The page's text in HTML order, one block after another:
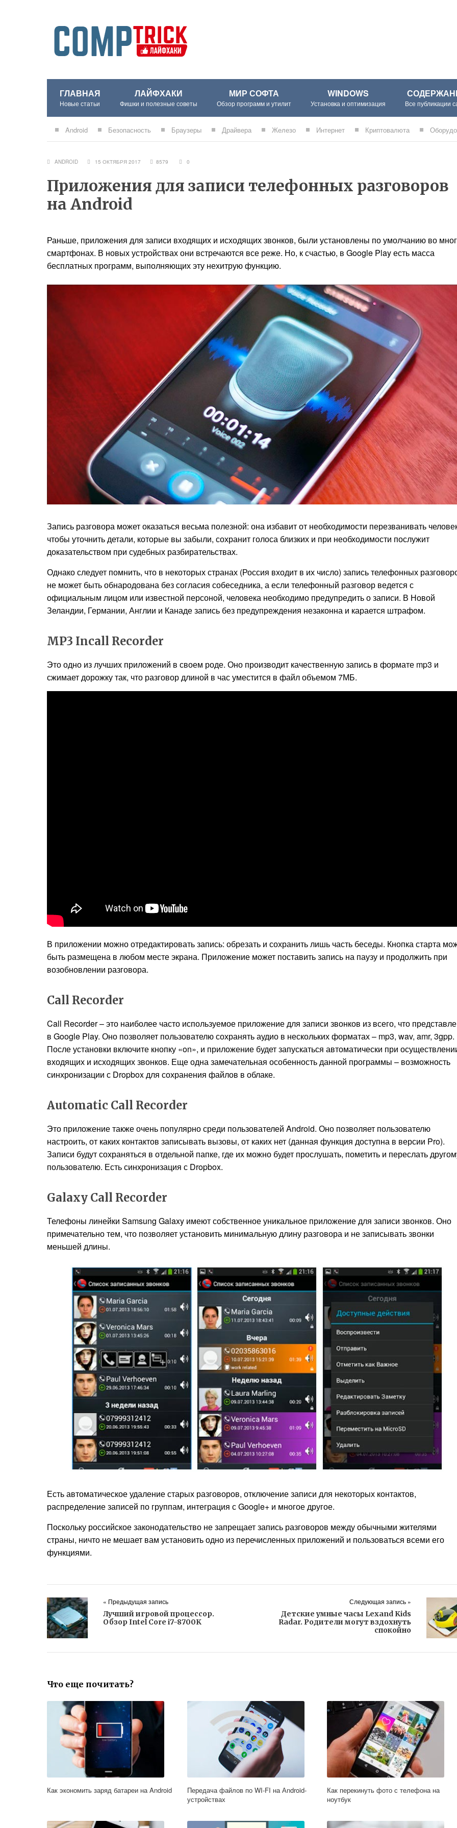
ГЛАВНАЯ
Новые статьи
ЛАЙФХАКИ
Фишки и полезные советы
МИР СОФТА
Обзор программ и утилит
WINDOWS
Установка и оптимизация Все публикации
Android Безопасность Браузеры Драйвера Железо Интернет Криптовалюта
ANDROID 15 ОКТЯБРЯ 2017 8579 0
Приложения для записи телефонных разговоров
на Аndroid
Раньше, приложения для записи входящих и исходящих звонков, были установлены по умолчанию во
смартфонах. В новых устройствах они встречаются все реже. Но, к счастью, в Google Play есть масса
бесплатных программ, выполняющих эту нехитрую функцию.
Запись разговора может оказаться весьма полезной: она избавит от необходимости перезванивать
чтобы уточнить детали, которые вы забыли, сохранит голоса близких и при необходимости послужит
доказательством при судебных разбирательствах.
Однако следует помнить, что в некоторых странах (Россия входит в их число) запись телефонных
не может быть обнародована без согласия собеседника, а если телефонный разговор ведется с
официальным лицом или известной персоной, человека необходимо предупредить о записи. В Новой
Зеландии, Германии, Англии и Канаде запись без предупреждения незаконна и карается штрафом.
MP3 Incall Recorder
Это одно из лучших приложений в своем роде. Оно производит качественную запись в формате mp3 и
сжимает дорожку так, что разговор длиной в час уместится в файл объемом 7МБ.
В приложении можно отредактировать запись: обрезать и сохранить лишь часть беседы. Кнопка старта
быть размещена в любом месте экрана. Приложение может поставить запись на паузу и продолжить при
возобновлении разговора.
Call Recorder
Call Recorder – это наиболее часто используемое приложение для записи звонков из всего, что
в Google Play. Оно позволяет пользователю сохранять аудио в нескольких форматах – mp3, wav, amr, 3gpp.
После установки включите кнопку «on», и приложение будет запускаться автоматически при
входящих и исходящих звонков. Еще одна замечательная особенность данной программы – возможность
синхронизации с Dropbox для сохранения файлов в облаке.
Automatic Call Recorder
Это приложение также очень популярно среди пользователей Android. Оно позволяет пользователю
настроить, от каких контактов записывать вызовы, от каких нет (данная функция доступна в версии Pro).
Записи будут сохраняться в отдельной папке, где их можно будет прослушать, пометить и переслать
пользователю. Есть синхронизация с Dropbox.
Galaxy Call Recorder
Телефоны линейки Samsung Galaxy имеют собственное уникальное приложение для записи звонков. Оно
примечательно тем, что позволяет установить минимальную длину разговора и не записывать звонки
меньшей длины.
Есть автоматическое удаление старых разговоров, отключение записи для некоторых контактов,
распределение записей по группам, интеграция с Google+ и многое другое.
Поскольку российское законодательство не запрещает запись разговоров между обычными жителями
страны, ничто не мешает вам установить одно из перечисленных приложений и пользоваться всеми его
функциями.
« Предыдущая запись
Лучший игровой процессор.
Обзор Intel Core i7-8700K
Следующая запись »
Детские умные часы Lexand Kids
Radar. Родители могут вздохнуть
спокойно
Что еще почитать?
Как экономить заряд батареи на Android
Передача файлов по WI-FI на Аndroid-
устройствах
Как перекинуть фото с телефона на
ноутбук